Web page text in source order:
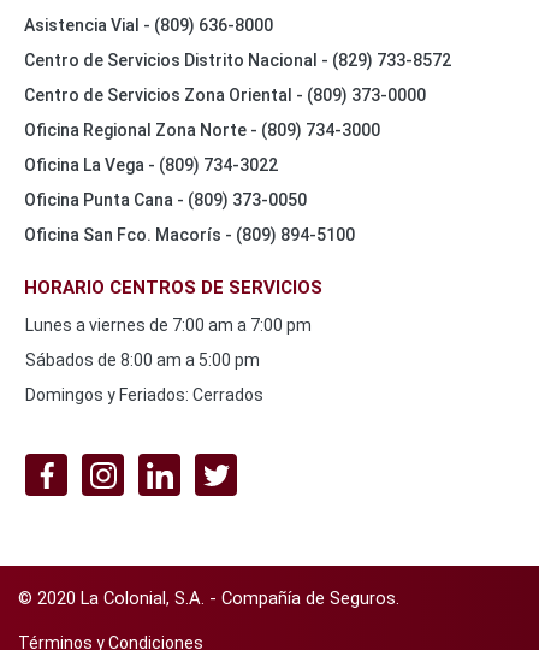
Asistencia Vial - (809) 636-8000
Centro de Servicios Distrito Nacional - (829) 733-8572
Centro de Servicios Zona Oriental - (809) 373-0000
Oficina Regional Zona Norte - (809) 734-3000
Oficina La Vega - (809) 734-3022
Oficina Punta Cana - (809) 373-0050
Oficina San Fco. Macorís - (809) 894-5100
HORARIO CENTROS DE SERVICIOS
Lunes a viernes de 7:00 am a 7:00 pm
Sábados de 8:00 am a 5:00 pm
Domingos y Feriados: Cerrados
REDES
SOCIALES
© 2020 La Colonial, S.A. - Compañía de Seguros.
Términos y Condiciones